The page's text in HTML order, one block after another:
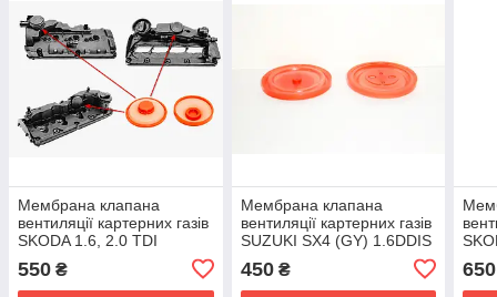
Мембрана клапана
вентиляції картерних газів
SKODA 1.6, 2.0 TDI
550 ₴
Мембрана клапана
вентиляції картерних газів
SUZUKI SX4 (GY) 1.6DDIS
450₴ 650